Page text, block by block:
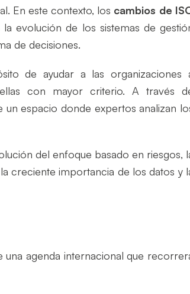
En este contexto, los cambios de
evolución de los sistemas de
de decisiones.
de ayudar a las organizaciones
con mayor criterio. A través
un espacio donde expertos analizan
del enfoque basado en riesgos,
creciente importancia de los datos y
una agenda internacional que